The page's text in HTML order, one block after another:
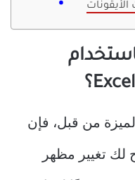
من قبل، فإن
لك تغيير مظهر